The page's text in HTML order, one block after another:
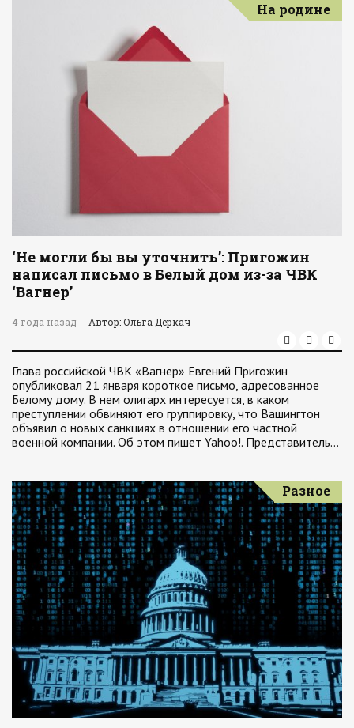
На родине
‘Не могли бы вы уточнить’: Пригожин
написал письмо в Белый дом из-за ЧВК
‘Вагнер’
4 года назад Автор: Ольга Деркач
Глава российской ЧВК «Вагнер» Евгений Пригожин
опубликовал 21 января короткое письмо, адресованное
Белому дому. В нем олигарх интересуется, в каком
преступлении обвиняют его группировку, что Вашингтон
объявил о новых санкциях в отношении его частной
военной компании. Об этом пишет Yahoo!. Представитель…
Разное